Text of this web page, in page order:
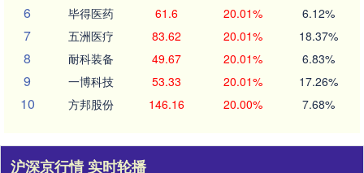
6 毕得医药 61.6 20.01% 6.12%
7 五洲医疗 83.62 20.01% 18.37%
8 耐科装备 49.67 20.01% 6.83%
9 一博科技 53.33 20.01% 17.26%
10 方邦股份 146.16 20.00% 7.68%
沪深京行情 实时轮播